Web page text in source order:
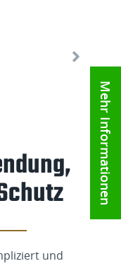
Mehr Informationen
und